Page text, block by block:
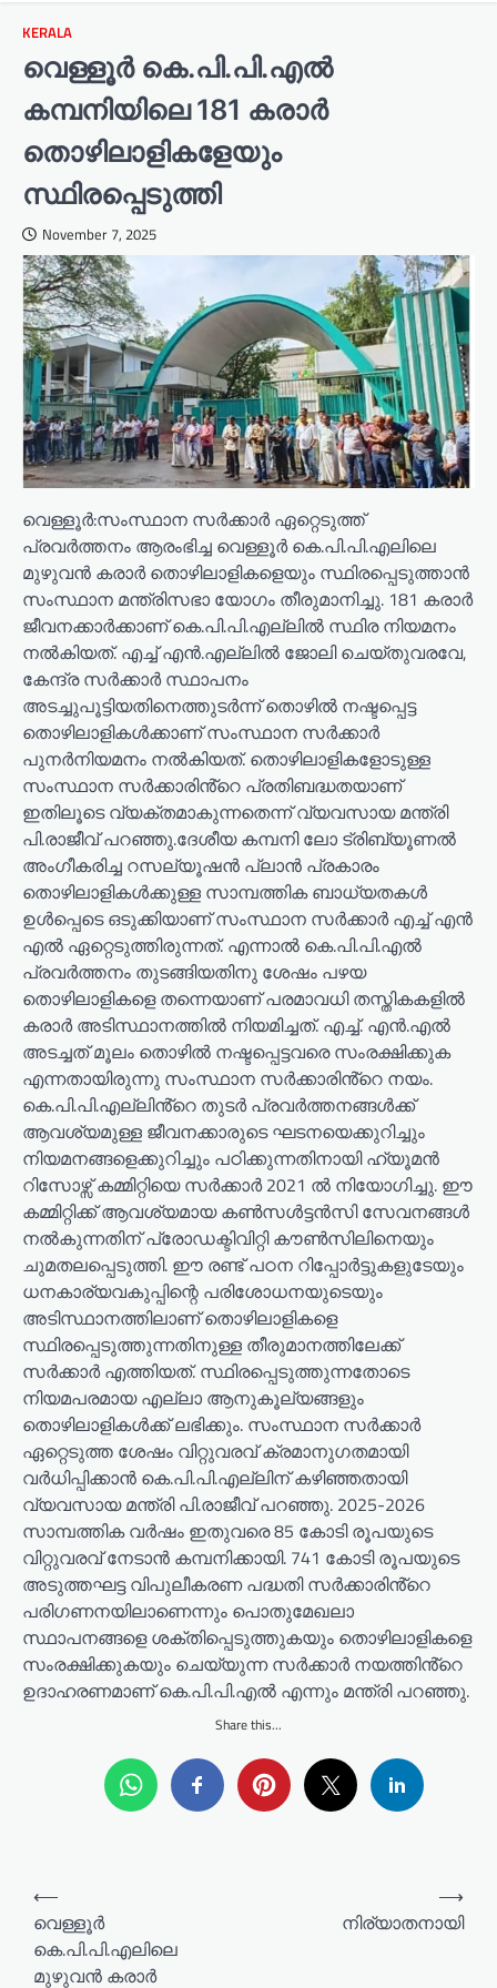
KERALA
വെള്ളൂർ കെ.പി.പി.എൽ
കമ്പനിയിലെ 181 കരാർ
തൊഴിലാളികളേയും
സ്ഥിരപ്പെടുത്തി
November 7, 2025
വെള്ളൂർ:സംസ്ഥാന സർക്കാർ ഏറ്റെടുത്ത്
പ്രവർത്തനം ആരംഭിച്ച വെള്ളൂർ കെ.പി.പി.എലിലെ
മുഴുവൻ കരാർ തൊഴിലാളികളെയും സ്ഥിരപ്പെടുത്താൻ
സംസ്ഥാന മന്ത്രിസഭാ യോഗം തീരുമാനിച്ചു. 181 കരാർ
ജീവനക്കാർക്കാണ് കെ.പി.പി.എല്ലിൽ സ്ഥിര നിയമനം
നൽകിയത്. എച്ച് എൻ.എല്ലിൽ ജോലി ചെയ്തുവരവേ,
കേന്ദ്ര സർക്കാർ സ്ഥാപനം
അടച്ചുപൂട്ടിയതിനെത്തുടർന്ന് തൊഴിൽ നഷ്ടപ്പെട്ട
തൊഴിലാളികൾക്കാണ് സംസ്ഥാന സർക്കാർ
പുനർനിയമനം നൽകിയത്. തൊഴിലാളികളോടുള്ള
സംസ്ഥാന സർക്കാരിൻ്റെ പ്രതിബദ്ധതയാണ്
ഇതിലൂടെ വ്യക്തമാകുന്നതെന്ന് വ്യവസായ മന്ത്രി
പി.രാജീവ് പറഞ്ഞു.ദേശീയ കമ്പനി ലോ ട്രിബ്യൂണൽ
അംഗീകരിച്ച റസല്യൂഷൻ പ്ലാൻ പ്രകാരം
തൊഴിലാളികൾക്കുള്ള സാമ്പത്തിക ബാധ്യതകൾ
ഉൾപ്പെടെ ഒടുക്കിയാണ് സംസ്ഥാന സർക്കാർ എച്ച് എൻ
എൽ ഏറ്റെടുത്തിരുന്നത്. എന്നാൽ കെ.പി.പി.എൽ
പ്രവർത്തനം തുടങ്ങിയതിനു ശേഷം പഴയ
തൊഴിലാളികളെ തന്നെയാണ് പരമാവധി തസ്തികകളിൽ
കരാർ അടിസ്ഥാനത്തിൽ നിയമിച്ചത്. എച്ച്. എൻ.എൽ
അടച്ചത് മൂലം തൊഴിൽ നഷ്ടപ്പെട്ടവരെ സംരക്ഷിക്കുക
എന്നതായിരുന്നു സംസ്ഥാന സർക്കാരിൻ്റെ നയം.
കെ.പി.പി.എല്ലിൻ്റെ തുടർ പ്രവർത്തനങ്ങൾക്ക്
ആവശ്യമുള്ള ജീവനക്കാരുടെ ഘടനയെക്കുറിച്ചും
നിയമനങ്ങളെക്കുറിച്ചും പഠിക്കുന്നതിനായി ഹ്യൂമൻ
റിസോഴ്സ് കമ്മിറ്റിയെ സർക്കാർ 2021 ൽ നിയോഗിച്ചു. ഈ
കമ്മിറ്റിക്ക് ആവശ്യമായ കൺസൾട്ടൻസി സേവനങ്ങൾ
നൽകുന്നതിന് പ്രോഡക്ടിവിറ്റി കൗൺസിലിനെയും
ചുമതലപ്പെടുത്തി. ഈ രണ്ട് പഠന റിപ്പോർട്ടുകളുടേയും
ധനകാര്യവകുപ്പിന്റെ പരിശോധനയുടെയും
അടിസ്ഥാനത്തിലാണ് തൊഴിലാളികളെ
സ്ഥിരപ്പെടുത്തുന്നതിനുള്ള തീരുമാനത്തിലേക്ക്
സർക്കാർ എത്തിയത്. സ്ഥിരപ്പെടുത്തുന്നതോടെ
നിയമപരമായ എല്ലാ ആനുകൂല്യങ്ങളും
തൊഴിലാളികൾക്ക് ലഭിക്കും. സംസ്ഥാന സർക്കാർ
ഏറ്റെടുത്ത ശേഷം വിറ്റുവരവ് ക്രമാനുഗതമായി
വർധിപ്പിക്കാൻ കെ.പി.പി.എല്ലിന് കഴിഞ്ഞതായി
വ്യവസായ മന്ത്രി പി.രാജീവ് പറഞ്ഞു. 2025-2026
സാമ്പത്തിക വർഷം ഇതുവരെ 85 കോടി രൂപയുടെ
വിറ്റുവരവ് നേടാൻ കമ്പനിക്കായി. 741 കോടി രൂപയുടെ
അടുത്തഘട്ട വിപുലീകരണ പദ്ധതി സർക്കാരിൻ്റെ
പരിഗണനയിലാണെന്നും പൊതുമേഖലാ
സ്ഥാപനങ്ങളെ ശക്തിപ്പെടുത്തുകയും തൊഴിലാളികളെ
സംരക്ഷിക്കുകയും ചെയ്യുന്ന സർക്കാർ നയത്തിൻ്റെ
ഉദാഹരണമാണ് കെ.പി.പി.എൽ എന്നും മന്ത്രി പറഞ്ഞു.
Share this...
⟵
വെള്ളൂർ
കെ.പി.പി.എലിലെ
മുഴുവൻ കരാർ
നിര്യാതനായി
⟶